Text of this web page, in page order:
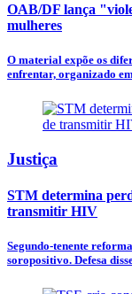
OAB/DF lança
mulheres
O material expõe os
enfrentar, organizado
Justiça
STM determina
transmitir HIV
Segundo-tenente
soropositivo. Defesa